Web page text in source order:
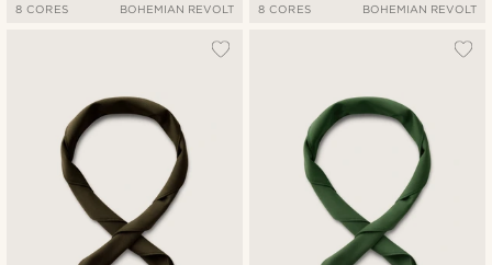
8 CORES BOHEMIAN REVOLT 8 CORES BOHEMIAN REVOLT